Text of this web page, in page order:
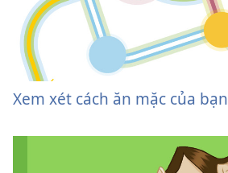
Xem xét cách ăn mặc của bạn